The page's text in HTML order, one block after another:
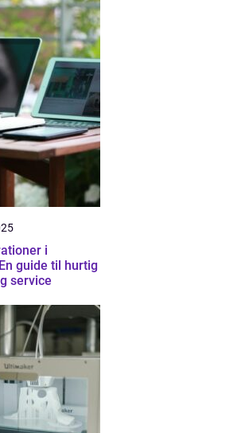
i
guide til hurtig
service